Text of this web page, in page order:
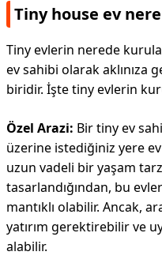
Tiny house ev
Tiny evlerin nerede
ev sahibi olarak aklınıza
biridir. İşte tiny evlerin
Özel Arazi: Bir tiny ev
üzerine istediğiniz yere ev
uzun vadeli bir yaşam
tasarlandığından, bu
mantıklı olabilir. Ancak,
yatırım gerektirebilir ve
alabilir.